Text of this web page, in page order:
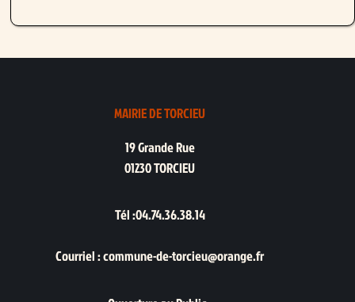
MAIRIE DE TORCIEU
19 Grande Rue
01230 TORCIEU
Tél :04.74.36.38.14
Courriel : commune-de-torcieu@orange.fr